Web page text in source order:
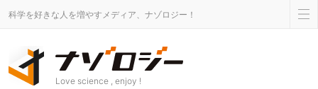
科学を好きな人を増やすメディア、ナゾロジー！
Love science , enjoy !